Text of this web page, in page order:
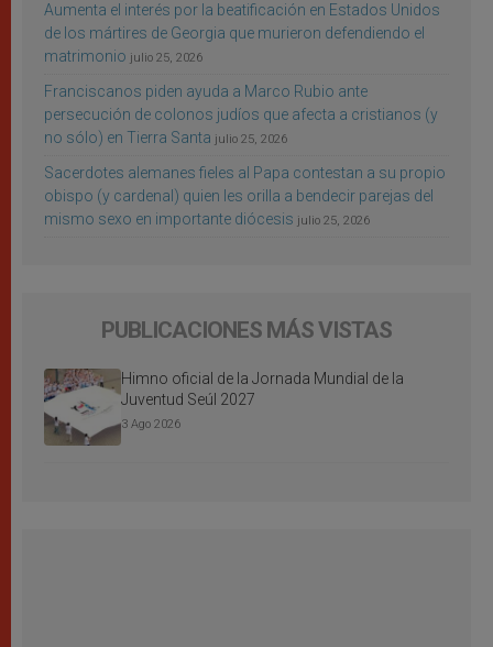
Aumenta el interés por la beatificación en Estados Unidos
de los mártires de Georgia que murieron defendiendo el
matrimonio julio 25, 2026
Franciscanos piden ayuda a Marco Rubio ante
persecución de colonos judíos que afecta a cristianos (y
no sólo) en Tierra Santa julio 25, 2026
Sacerdotes alemanes fieles al Papa contestan a su propio
obispo (y cardenal) quien les orilla a bendecir parejas del
mismo sexo en importante diócesis julio 25, 2026
PUBLICACIONES MÁS VISTAS
Himno oficial de la Jornada Mundial de la
Juventud Seúl 2027
3 Ago 2026